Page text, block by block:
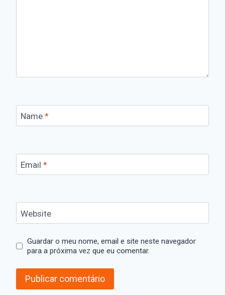
Name *
Email *
Website
Guardar o meu nome, email e site neste navegador
para a próxima vez que eu comentar.